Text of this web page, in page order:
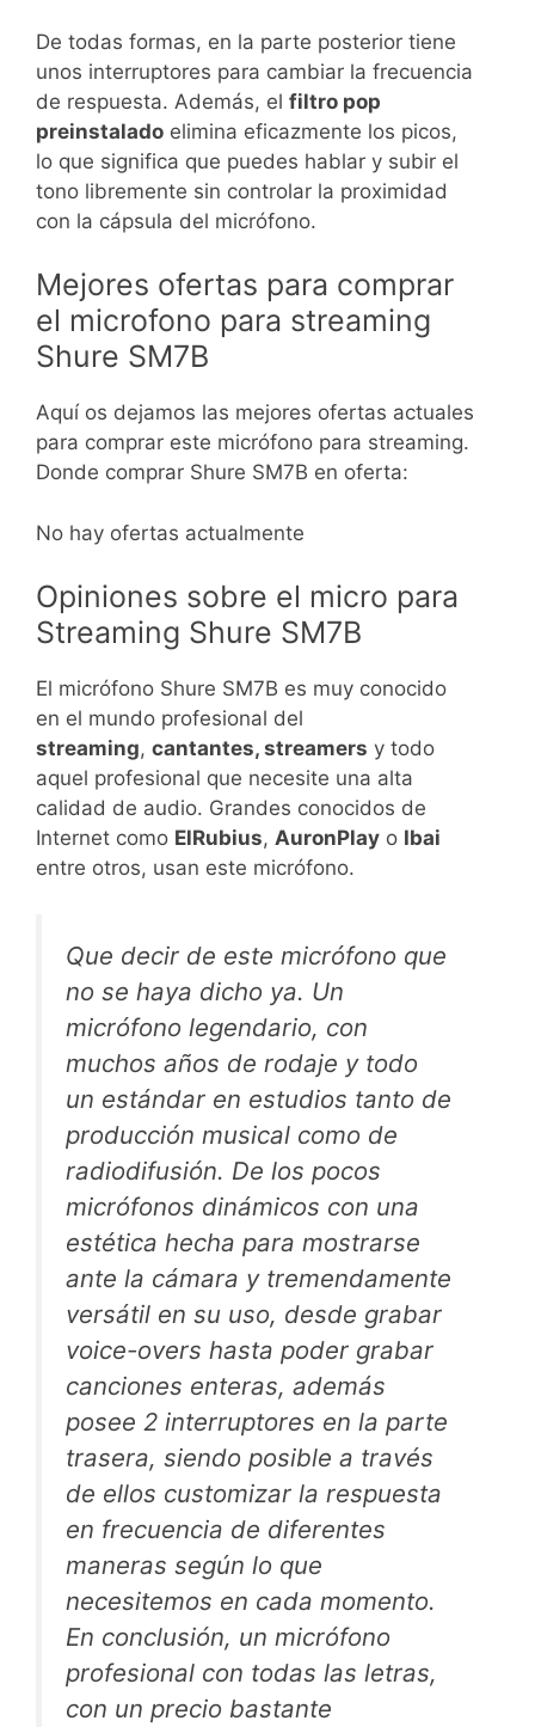
De todas formas, en la parte posterior tiene
unos interruptores para cambiar la frecuencia
de respuesta. Además, el filtro pop
preinstalado elimina eficazmente los picos,
lo que significa que puedes hablar y subir el
tono libremente sin controlar la proximidad
con la cápsula del micrófono.
Mejores ofertas para comprar
el microfono para streaming
Shure SM7B
Aquí os dejamos las mejores ofertas actuales
para comprar este micrófono para streaming.
Donde comprar Shure SM7B en oferta:
No hay ofertas actualmente
Opiniones sobre el micro para
Streaming Shure SM7B
El micrófono Shure SM7B es muy conocido
en el mundo profesional del
streaming, cantantes, streamers y todo
aquel profesional que necesite una alta
calidad de audio. Grandes conocidos de
Internet como ElRubius, AuronPlay o Ibai
entre otros, usan este micrófono.
Que decir de este micrófono que
no se haya dicho ya. Un
micrófono legendario, con
muchos años de rodaje y todo
un estándar en estudios tanto de
producción musical como de
radiodifusión. De los pocos
micrófonos dinámicos con una
estética hecha para mostrarse
ante la cámara y tremendamente
versátil en su uso, desde grabar
voice-overs hasta poder grabar
canciones enteras, además
posee 2 interruptores en la parte
trasera, siendo posible a través
de ellos customizar la respuesta
en frecuencia de diferentes
maneras según lo que
necesitemos en cada momento.
En conclusión, un micrófono
profesional con todas las letras,
con un precio bastante